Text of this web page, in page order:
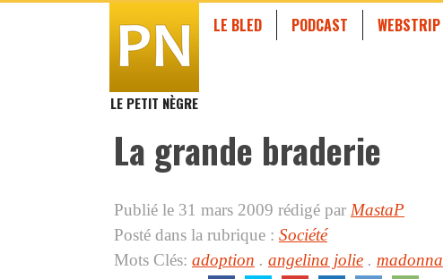
LE PETIT NÈGRE
LE BLED PODCAST WEBSTRIP
La grande braderie
Publié le 31 mars 2009 rédigé par MastaP
Posté dans la rubrique : Société
Mots Clés: adoption . angelina jolie . madonna